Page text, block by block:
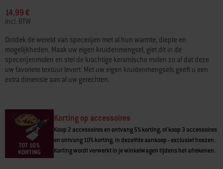
5
sterren,
gemiddelde
scorewaarde.
Read
12
Reviews.
Dezelfde
paginalink.
14,99 €
incl. BTW
Ontdek de wereld van specerijen met al hun warmte, diepte en
mogelijkheden. Maak uw eigen kruidenmengsel, giet dit in de
specerijenmolen en stel de krachtige keramische molen zo af dat deze
uw favoriete textuur levert. Met uw eigen kruidenmengsels geeft u een
extra dimensie aan al uw gerechten.
Korting op accessoires
Koop 2 accessoires en ontvang 5% korting, of koop 3 accessoires
en ontvang 10% korting, in dezelfde aankoop - exclusief hoezen.
Korting wordt verwerkt in je winkelwagen tijdens het afrekenen.